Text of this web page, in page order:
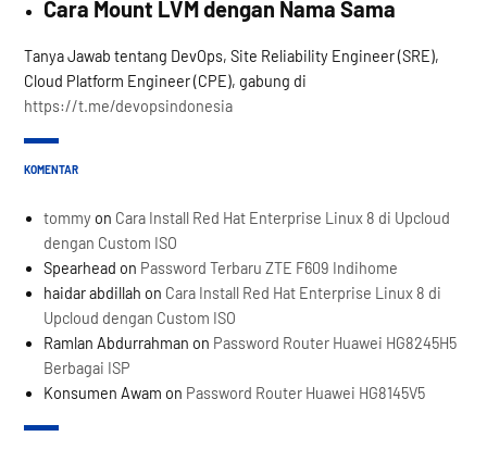
Cara Mount LVM dengan Nama Sama
Tanya Jawab tentang DevOps, Site Reliability Engineer (SRE),
Cloud Platform Engineer (CPE), gabung di
https://t.me/devopsindonesia
KOMENTAR
tommy on Cara Install Red Hat Enterprise Linux 8 di Upcloud
dengan Custom ISO
Spearhead on Password Terbaru ZTE F609 Indihome
haidar abdillah on Cara Install Red Hat Enterprise Linux 8 di
Upcloud dengan Custom ISO
Ramlan Abdurrahman on Password Router Huawei HG8245H5
Berbagai ISP
Konsumen Awam on Password Router Huawei HG8145V5